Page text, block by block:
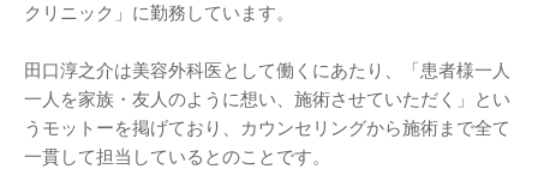
クリニック」に勤務しています。
田口淳之介は美容外科医として働くにあたり、「患者様一人
一人を家族・友人のように想い、施術させていただく」とい
うモットーを掲げており、カウンセリングから施術まで全て
一貫して担当しているとのことです。